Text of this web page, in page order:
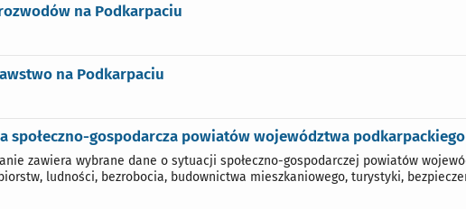
na Podkarpaciu
na Podkarpaciu
społeczno-gospodarcza powiatów województwa
zawiera wybrane dane o sytuacji społeczno-gospodarczej powiatów
ludności, bezrobocia, budownictwa mieszkaniowego, turystyki,